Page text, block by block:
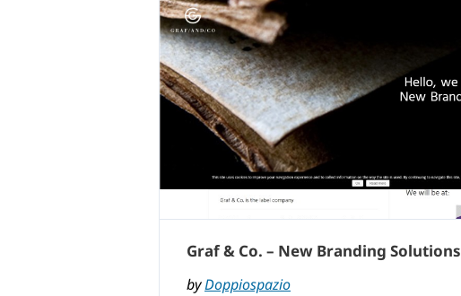
Graf & Co. – New Branding Solutions
byDoppiospazio